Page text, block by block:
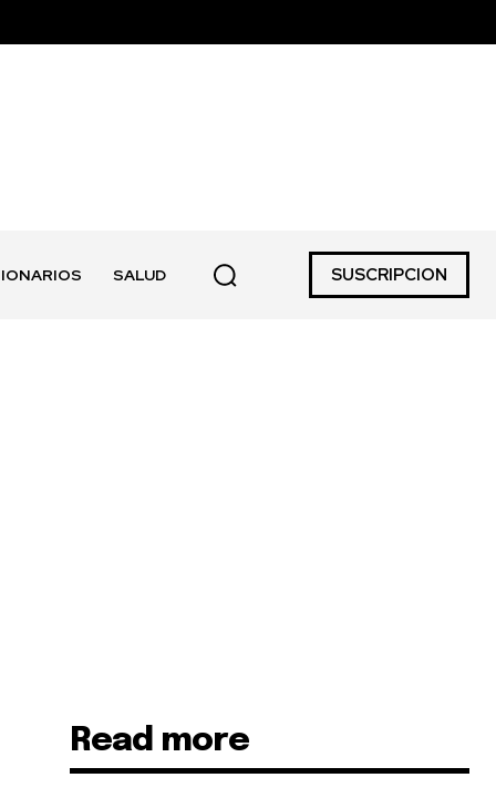
SALUD SUSCRIPCION
Read more